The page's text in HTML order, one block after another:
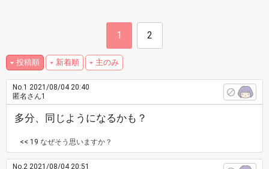
1 2
投稿順 新着順 主のみ
No.1 2021/08/04 20:40
匿名さん1
多分、同じようになるかも？
<< 19 なぜそう思いますか？
No.2 2021/08/04 20:51